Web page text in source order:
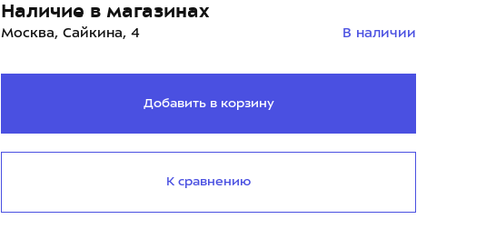
Наличие в магазинах
Москва, Сайкина, 4 В наличии
Добавить в корзину
К сравнению